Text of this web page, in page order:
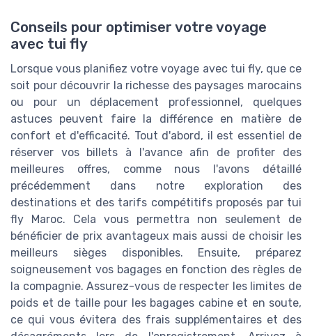
Conseils pour optimiser votre voyage
avec tui fly
Lorsque vous planifiez votre voyage avec tui fly, que ce
soit pour découvrir la richesse des paysages marocains
ou pour un déplacement professionnel, quelques
astuces peuvent faire la différence en matière de
confort et d'efficacité. Tout d'abord, il est essentiel de
réserver vos billets à l'avance afin de profiter des
meilleures offres, comme nous l'avons détaillé
précédemment dans notre exploration des
destinations et des tarifs compétitifs proposés par tui
fly Maroc. Cela vous permettra non seulement de
bénéficier de prix avantageux mais aussi de choisir les
meilleurs sièges disponibles. Ensuite, préparez
soigneusement vos bagages en fonction des règles de
la compagnie. Assurez-vous de respecter les limites de
poids et de taille pour les bagages cabine et en soute,
ce qui vous évitera des frais supplémentaires et des